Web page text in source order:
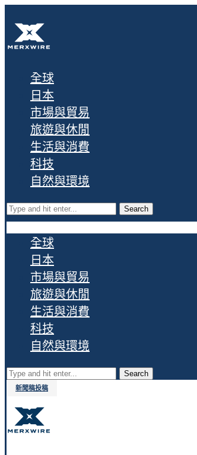
全球
日本
市場與貿易
旅遊與休閒
生活與消費
科技
自然與環境
Search
全球
日本
市場與貿易
旅遊與休閒
生活與消費
科技
自然與環境
Search
新聞稿投稿